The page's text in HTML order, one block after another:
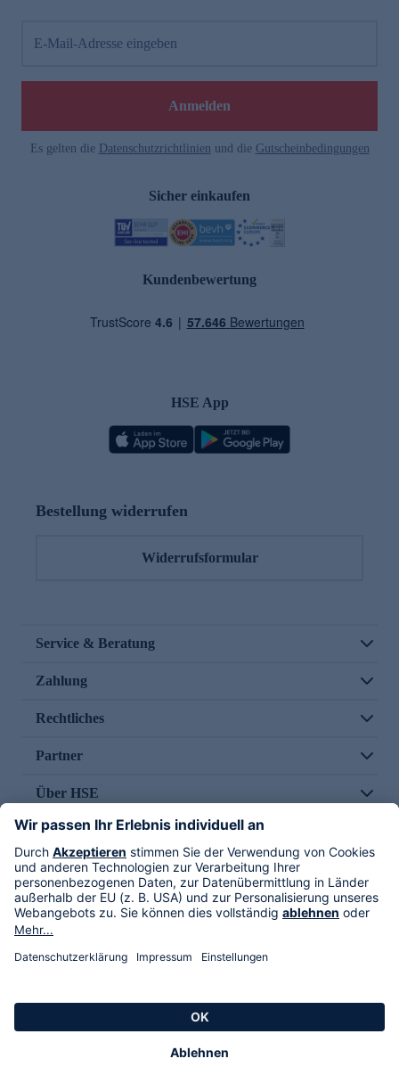
E-Mail-Adresse eingeben
Anmelden
Es gelten die Datenschutzrichtlinien und die Gutscheinbedingungen
Sicher einkaufen
Kundenbewertung
HSE App
Bestellung widerrufen
Widerrufsformular
Service & Beratung
Zahlung
Rechtliches
Partner
Über HSE
Im TV
HSE International